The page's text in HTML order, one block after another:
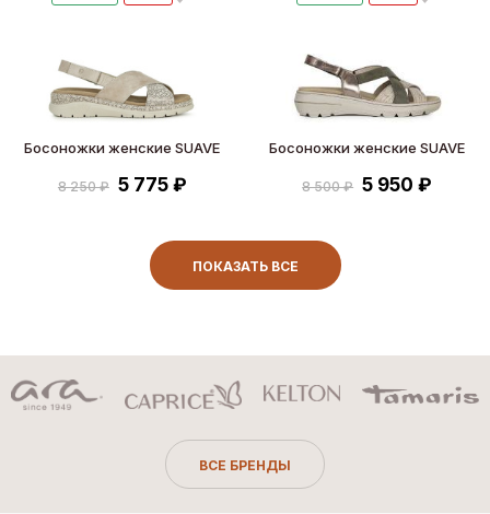
Босоножки женские SUAVE
8 250 ₽ 5 775 ₽
Босоножки женские SUAVE
8 500 ₽ 5 950 ₽
ПОКАЗАТЬ ВСЕ
ВСЕ БРЕНДЫ